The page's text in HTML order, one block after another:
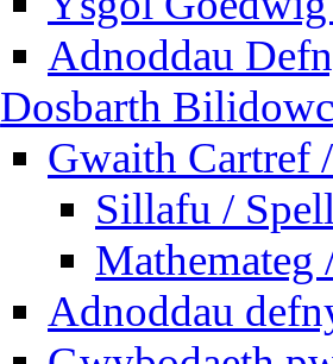
Adnoddau
Dosbarth
Gwaith Cartref
Sillafu /
Mathemateg
Adnoddau